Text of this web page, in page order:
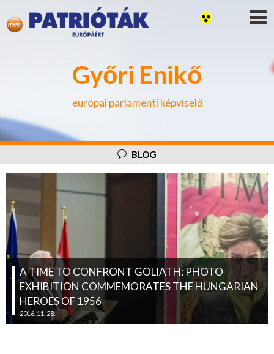
Győri Enikő
európai parlamenti képviselő
BLOG
A TIME TO CONFRONT GOLIATH: PHOTO
EXHIBITION COMMEMORATES THE HUNGARIAN
HEROES OF 1956
2016. 11. 28.